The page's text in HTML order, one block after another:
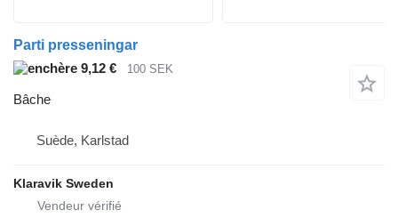
Parti presseningar
9,12 €
100 SEK
Bâche
Suède, Karlstad
Klaravik Sweden